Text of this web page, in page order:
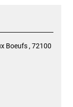
Boeufs , 72100